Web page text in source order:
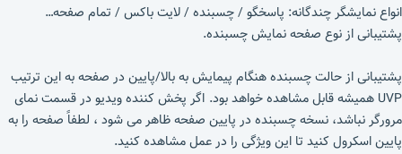
انواع نمایشگر چندگانه: پاسخگو / چسبنده / لایت باکس / تمام صفحه…
پشتیبانی از نوع صفحه نمایش چسبنده.
پشتیبانی از حالت چسبنده هنگام پیمایش به بالا/پایین در صفحه به این ترتیب
UVP همیشه قابل مشاهده خواهد بود. اگر پخش کننده ویدیو در قسمت نمای
مرورگر نباشد، نسخه چسبنده در پایین صفحه ظاهر می شود ، لطفاً صفحه را به
پایین اسکرول کنید تا این ویژگی را در عمل مشاهده کنید.